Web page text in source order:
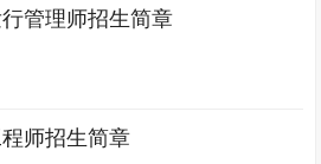
管理师招生简章
师招生简章